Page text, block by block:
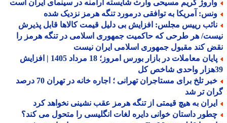
کریم مسیحی وارث شایسته ارامنه در سینمای ایران است
آمریکا به توافقی درمورد تنگه هرمز نزدیک شده
رییس مجلس: افزایش بی دلیل قیمت کالاها قابل پذیرش
هر طرحی که حاکمیت جمهوری اسلامی در تنگه هرمز را
کند مقبول جمهوری اسلامی ایران نیست
پایان معاملات در بازار بورس امروز؛ 18 مرداد 1405 | افزایش
خبر تلخ برای مستاجران تهرانی ؛ اجاره خانه در تهران 70 درصد
تر شد
به هیچ قیمتی از تنگه هرمز عقب نشینی نخواهد کرد
داستان خوانی دایره لغات انگلیسی را متحول می کند؟